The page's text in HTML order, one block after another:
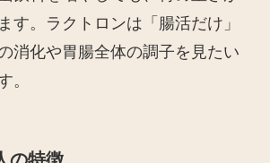
す。ラクトロンは「腸活だけ」
消化や胃腸全体の調子を見たい
。